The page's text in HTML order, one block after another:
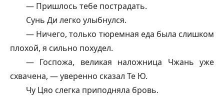
— Пришлось тебе пострадать.
Сунь Ди легко улыбнулся.
— Ничего, только тюремная еда была слишком
плохой, я сильно похудел.
— Госпожа, великая наложница Чжань уже
схвачена, — уверенно сказал Те Ю.
Чу Цяо слегка приподняла бровь.